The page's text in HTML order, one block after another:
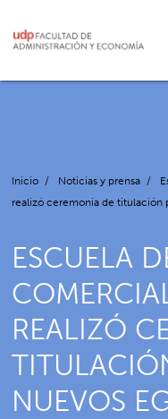
Inicio / Noticias y prensa /
realizó ceremonia de titulación
ESCUELA
REALIZÓ
NUEVOS